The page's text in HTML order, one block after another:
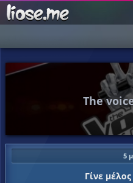
The
5
Γίνε